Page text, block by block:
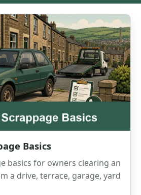
Basics
basics for owners clearing an
a drive, terrace, garage, yard